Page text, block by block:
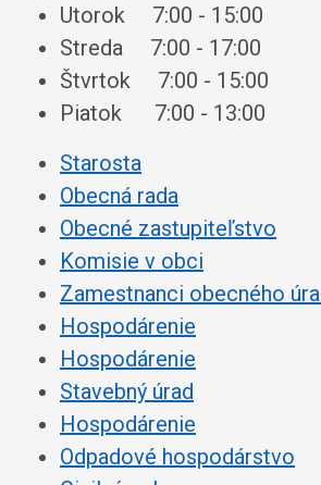
Utorok 7:00 - 15:00
Streda 7:00 - 17:00
Štvrtok 7:00 - 15:00
Piatok 7:00 - 13:00
Starosta
Obecná rada
Obecné zastupiteľstvo
Komisie v obci
Zamestnanci obecného
Hospodárenie
Hospodárenie
Stavebný úrad
Hospodárenie
Odpadové hospodárstvo